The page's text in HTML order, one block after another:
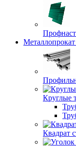
Металлопрокат
Круглые
Квадрат